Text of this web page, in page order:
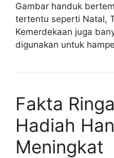
Gambar handuk
tertentu seperti Natal,
Kemerdekaan juga
digunakan untuk
Fakta
Hadiah
Meningkat